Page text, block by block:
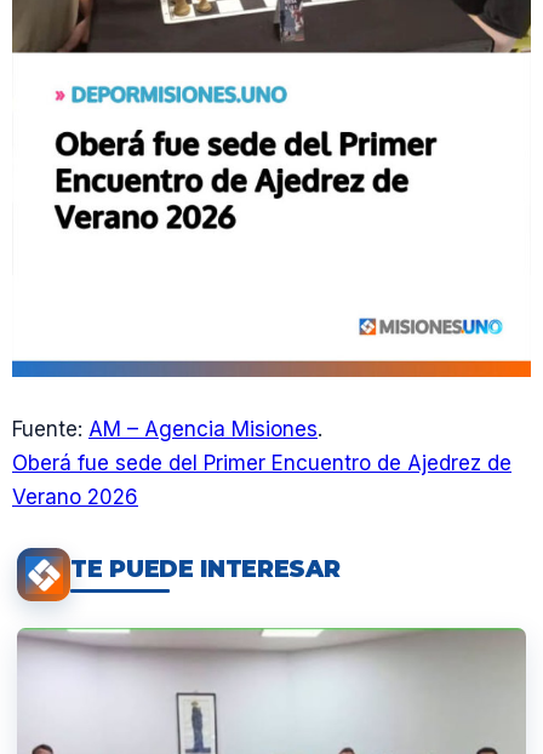
Fuente: AM – Agencia Misiones.
Oberá fue sede del Primer Encuentro de Ajedrez de
Verano 2026
TE PUEDE INTERESAR